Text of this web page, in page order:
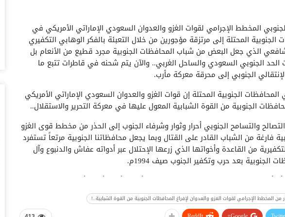
المخطط الإجرامي لقوات الغزو والعدوان السعودي الإماراتي الأمريكي في
الجنوبية المحتلة إلى مرتزقة مؤجورين من خلال التعبئة بالفكر الوهابي التكفيري
الذي جعل البعض من شباب المحافظات الجنوبية مجرد قطيع من الأنعام بل
الجنوبي السعودي والساحل الغربي.. والآن يتم شحنه في قاطرات تتبع ما
الجنوبي إلى محرقة معركة مأرب.
الجنوبية المحتلة إن قوات الغزو والعدوان السعودي الإماراتي الأمريكي
الجنوبية من القوة الشبابية المعول عليها في معركة التحرير والاستقلال..
والتسامح الجنوبي أحرار وثوار وشرفاء الجنوب إلى الحذر من مخطط قوى الغزو
فارغة من الشباب القادر على القتال وبما يجعل محافظاتنا الجنوبية مرتعاً تستفرد
من القاعدة وأخواتها الذي زرعها الإحتلال عبر أدواته عفاش والدنبوع وآل
بعد حرب وتكفير الجنوب صيف 1994م.
أوان معركة تحرير المحافظات الجنوبية قد أزف وبأيدي أبناء وأحرار وثوار ومناضلي
يدعو ملتقى التصالح والتسامح الجنوبي المكون السباق في الثورة والحراك
2006 كل القوى الثورية والشعبية والشخصيات الإجتماعية والقبلية وأحرار الجيش الجنوبي إلى رص
المخطط الإجرامي لقوات الغزو والعدوان لإفراغ المحافظات الجنوبية من القوة الشبابية..!